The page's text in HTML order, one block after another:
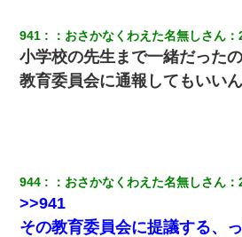
私「結婚やめるわ」 婚約者「え？なん
結果…｜生活｜ワロタあんてな
【衝撃】職場に入って来た綺麗な新人
に → 新人「ドンッ！」私「！？」→ 突
の甲を踏みつけられて…
941 ： おさかなくわえた名無しさん ：
小学校の先生まで一緒だったの
教育委員会に通報してもいい
944 ： おさかなくわえた名無しさん ：
>>941
その教育委員会に提議する、